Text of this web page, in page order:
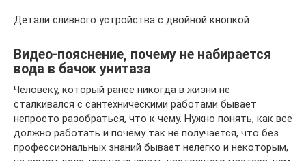
Детали сливного устройства с двойной кнопкой
Видео-пояснение, почему не набирается
вода в бачок унитаза
Человеку, который ранее никогда в жизни не
сталкивался с сантехническими работами бывает
непросто разобраться, что к чему. Нужно понять, как все
должно работать и почему так не получается, что без
профессиональных знаний бывает нелегко и некоторым,